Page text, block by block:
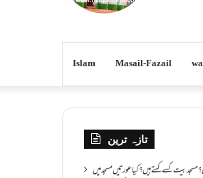
Islam Masail-Fazail
تازہ ترین
بیت کسے کہتے ہیں؟کیا عورتیں مسجد میں